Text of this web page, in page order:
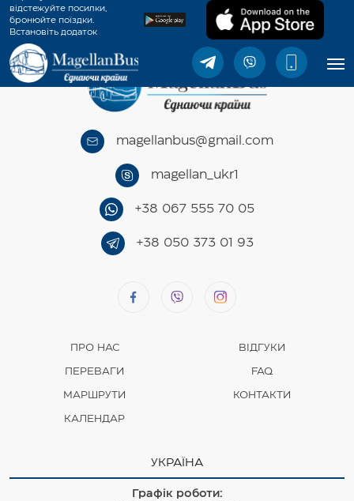
відстежуйте посилки,
бронюйте поїздки.
Встановіть додаток
MagellanBus.
magellanbus@gmail.com
magellan_ukr1
+38 067 555 70 05
+38 050 373 01 93
ПРО НАС
ПЕРЕВАГИ
МАРШРУТИ
КАЛЕНДАР
ВІДГУКИ
FAQ
КОНТАКТИ
УКРАЇНА
Графік роботи: